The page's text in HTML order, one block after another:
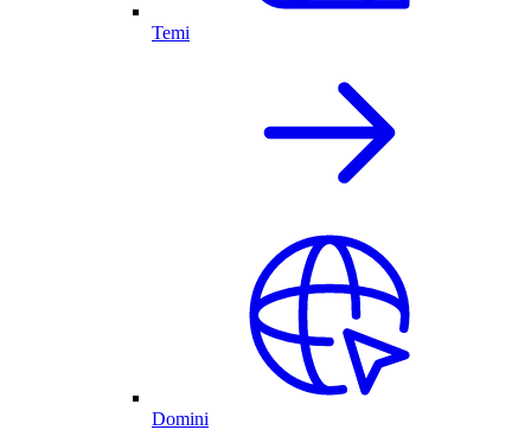
Temi
Domini